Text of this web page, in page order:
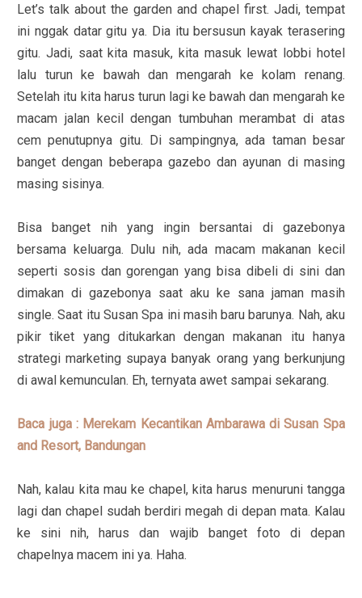
Let’s talk about the garden and chapel first. Jadi, tempat
ini nggak datar gitu ya. Dia itu bersusun kayak terasering
gitu. Jadi, saat kita masuk, kita masuk lewat lobbi hotel
lalu turun ke bawah dan mengarah ke kolam renang.
Setelah itu kita harus turun lagi ke bawah dan mengarah ke
macam jalan kecil dengan tumbuhan merambat di atas
cem penutupnya gitu. Di sampingnya, ada taman besar
banget dengan beberapa gazebo dan ayunan di masing
masing sisinya.
Bisa banget nih yang ingin bersantai di gazebonya
bersama keluarga. Dulu nih, ada macam makanan kecil
seperti sosis dan gorengan yang bisa dibeli di sini dan
dimakan di gazebonya saat aku ke sana jaman masih
single. Saat itu Susan Spa ini masih baru barunya. Nah, aku
pikir tiket yang ditukarkan dengan makanan itu hanya
strategi marketing supaya banyak orang yang berkunjung
di awal kemunculan. Eh, ternyata awet sampai sekarang.
Baca juga : Merekam Kecantikan Ambarawa di Susan Spa
and Resort, Bandungan
Nah, kalau kita mau ke chapel, kita harus menuruni tangga
lagi dan chapel sudah berdiri megah di depan mata. Kalau
ke sini nih, harus dan wajib banget foto di depan
chapelnya macem ini ya. Haha.